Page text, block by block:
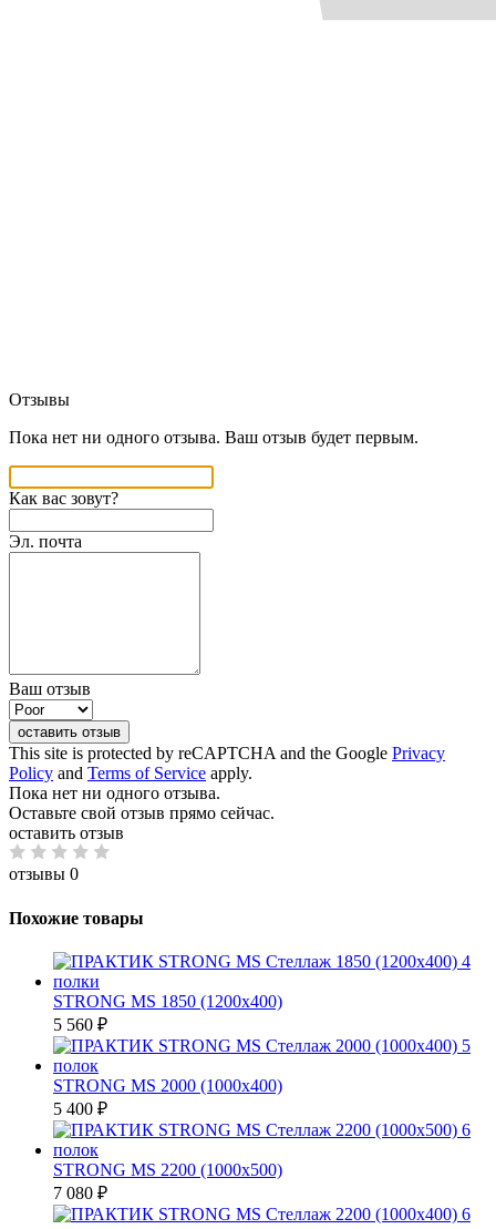
Отзывы
Пока нет ни одного отзыва. Ваш отзыв будет первым.
Как вас зовут?
Эл. почта
Ваш отзыв
оставить отзыв
This site is protected by reCAPTCHA and the Google Privacy
Policy and Terms of Service apply.
Пока нет ни одного отзыва.
Оставьте свой отзыв прямо сейчас.
оставить отзыв
отзывы 0
Похожие товары
STRONG MS 1850 (1200х400)
5 560 ₽
STRONG MS 2000 (1000х400)
5 400 ₽
STRONG MS 2200 (1000х500)
7 080 ₽